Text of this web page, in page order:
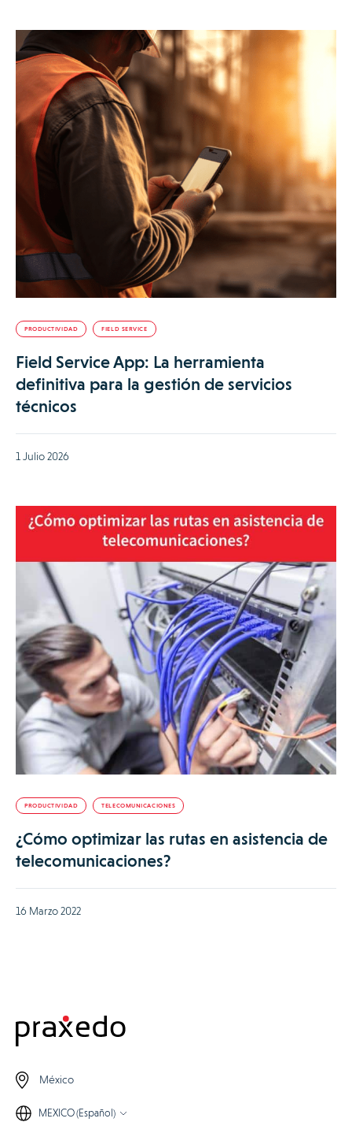
PRODUCTIVIDAD FIELD SERVICE
Field Service App: La herramienta
definitiva para la gestión de servicios
técnicos
1 Julio 2026
PRODUCTIVIDAD TELECOMUNICACIONES
¿Cómo optimizar las rutas en asistencia de
telecomunicaciones?
16 Marzo 2022
México
MEXICO (Español)